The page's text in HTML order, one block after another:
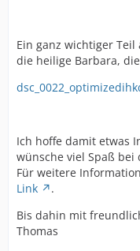
Ein ganz wichtiger
die heilige Barbara,
Ich hoffe damit etwas
wünsche viel Spaß bei
Für weitere
Link
.
Bis dahin mit
Thomas